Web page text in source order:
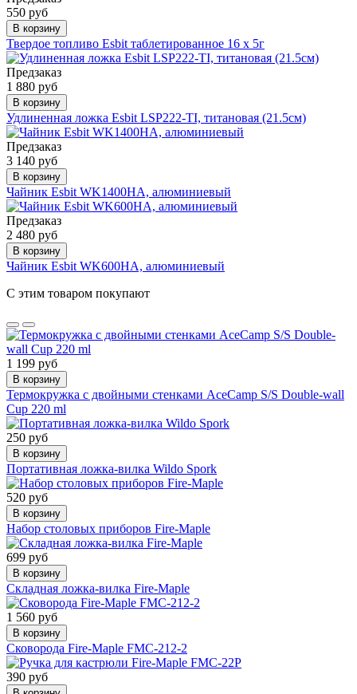
550 руб
В корзину
Твердое топливо Esbit таблетированное 16 x 5г
Предзаказ
1 880 руб
В корзину
Удлиненная ложка Esbit LSP222-TI, титановая (21.5cм)
Предзаказ
3 140 руб
В корзину
Чайник Esbit WK1400HA, алюминиевый
Предзаказ
2 480 руб
В корзину
Чайник Esbit WK600HA, алюминиевый
С этим товаром покупают
1 199 руб
В корзину
Термокружка с двойными стенками AceCamp S/S Double-wall
Cup 220 ml
250 руб
В корзину
Портативная ложка-вилка Wildo Spork
520 руб
В корзину
Набор столовых приборов Fire-Maple
699 руб
В корзину
Складная ложка-вилка Fire-Maple
1 560 руб
В корзину
Сковорода Fire-Maple FMC-212-2
390 руб